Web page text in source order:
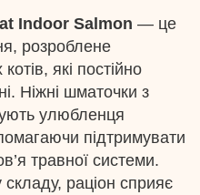
Indoor Salmon — це
розроблене
які постійно
Ніжні шматочки з
улюбленця
підтримувати
травної системи.
раціон сприяє